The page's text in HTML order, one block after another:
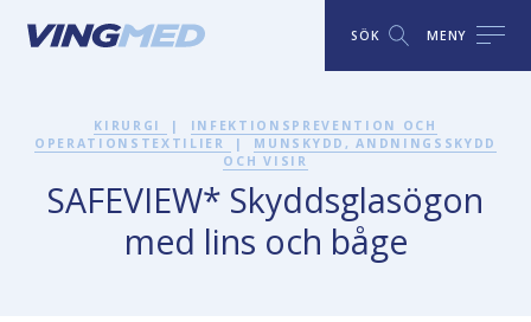
SÖK MENY
KIRURGI |
INFEKTIONSPREVENTION OCH
OPERATIONSTEXTILIER
|
MUNSKYDD, ANDNINGSSKYDD
OCH VISIR
SAFEVIEW* Skyddsglasögon
med lins och båge